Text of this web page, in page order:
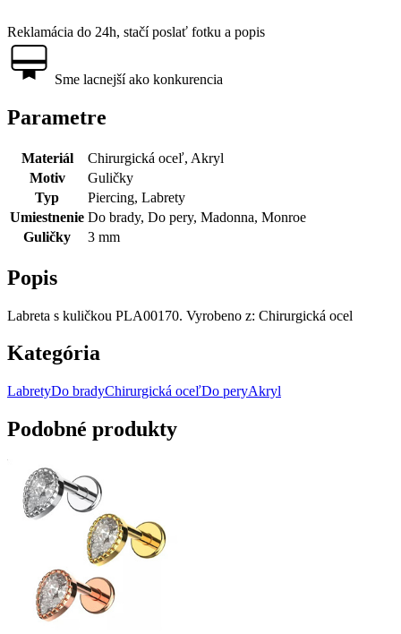
Reklamácia do 24h, stačí poslať fotku a popis
Sme lacnejší ako konkurencia
Parametre
Materiál
Chirurgická oceľ, Akryl
Motiv
Guličky
Typ
Piercing, Labrety
Umiestnenie Do brady, Do pery, Madonna, Monroe
Guličky
3 mm
Popis
Labreta s kuličkou PLA00170. Vyrobeno z: Chirurgická ocel
Kategória
LabretyDo bradyChirurgická oceľDo peryAkryl
Podobné produkty